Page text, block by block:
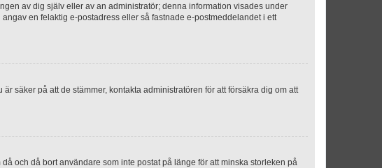
av dig själv eller av an administratör; denna information visades under
en felaktig e-postadress eller så fastnade e-postmeddelandet i ett
säker på att de stämmer, kontakta administratören för att försäkra dig om att
och då bort användare som inte postat på länge för att minska storleken på